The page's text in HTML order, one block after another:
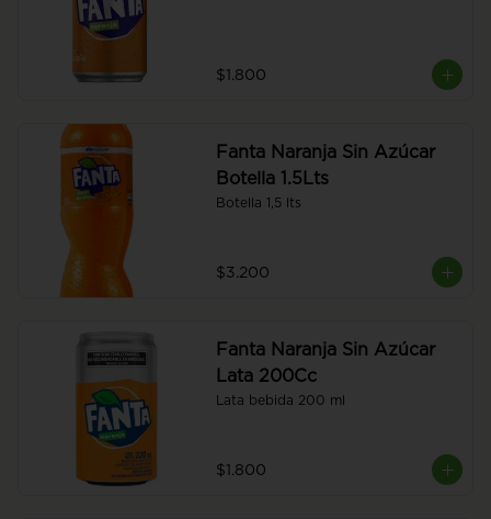
$1.800
Fanta Naranja Sin Azúcar
Botella 1.5Lts
Botella 1,5 lts
$3.200
Fanta Naranja Sin Azúcar
Lata 200Cc
Lata bebida 200 ml
$1.800